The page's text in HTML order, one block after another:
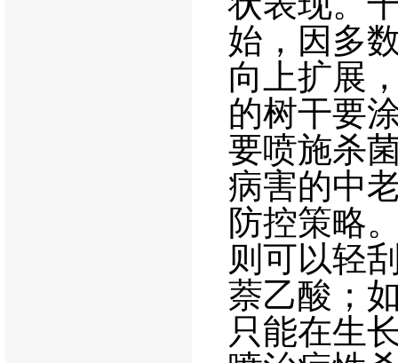
始，因多
向上扩展
的树干要
要喷施杀
病害的中
防控策略
则可以轻
萘乙酸；
只能在生